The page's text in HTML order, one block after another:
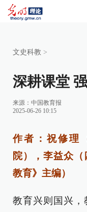
文史科教 >
深耕课堂
来源： 中国教育报
2025-06-26 10:15
作者：祝修理
院），李益众（
教育》主编）
教育兴则国兴，